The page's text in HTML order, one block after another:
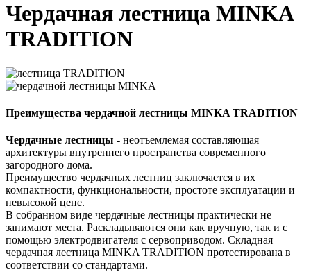
Чердачная лестница MINKA
TRADITION
Преимущества чердачной лестницы MINKA TRADITION
Чердачные лестницы - неотъемлемая составляющая
архитектуры внутреннего пространства современного
загородного дома.
Преимущество чердачных лестниц заключается в их
компактности, функциональности, простоте эксплуатации и
невысокой цене.
В собранном виде чердачные лестницы практически не
занимают места. Раскладываются они как вручную, так и с
помощью электродвигателя с сервоприводом. Складная
чердачная лестница MINKA TRADITION протестирована в
соответствии со стандартами.